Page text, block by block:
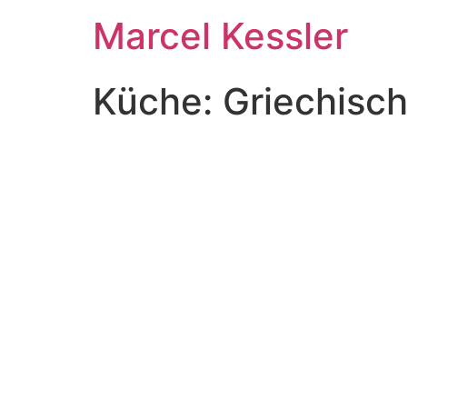
Marcel Kessler
Küche: Griechisch